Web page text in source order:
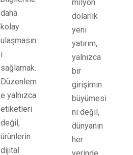
daha
kolay
ulaşmasın
ı
sağlamak.
Düzenlem
e yalnızca
etiketleri
değil,
ürünlerin
dijital
milyon
dolarlık
yeni
yatırım,
yalnızca
bir
girişimin
büyümesi
ni değil,
dünyanın
her